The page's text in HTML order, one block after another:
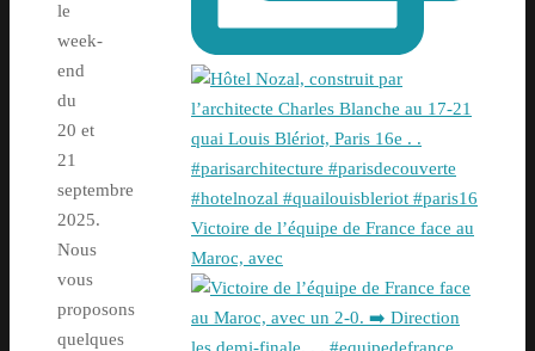
le
week-
end
du
20 et
21
septembre
2025.
Nous
vous
proposons
quelques
Victoire de l’équipe de France face au
Maroc, avec